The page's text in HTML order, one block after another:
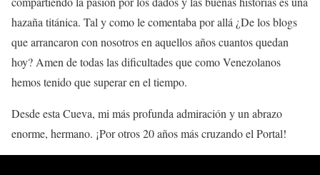
hazaña titánica. Tal y como le comentaba por allá ¿De los blogs
que arrancaron con nosotros en aquellos años cuantos quedan
hoy? Amen de todas las dificultades que como Venezolanos
hemos tenido que superar en el tiempo.
Desde esta Cueva, mi más profunda admiración y un abrazo
enorme, hermano. ¡Por otros 20 años más cruzando el Portal!